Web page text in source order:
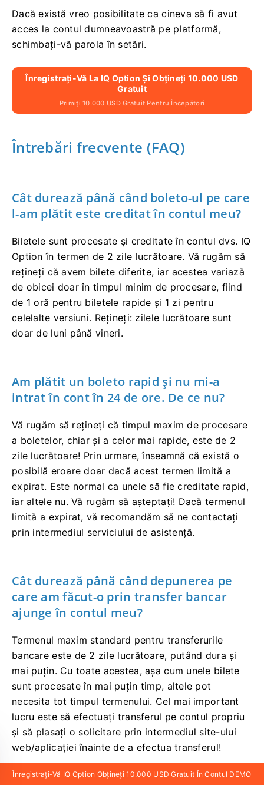
Dacă există vreo posibilitate ca cineva să fi avut
acces la contul dumneavoastră pe platformă,
schimbați-vă parola în setări.
Înregistrați-Vă La IQ Option Și Obțineți 10.000 USD
Gratuit
Primiți 10.000 USD Gratuit Pentru Începători
Întrebări frecvente (FAQ)
Cât durează până când boleto-ul pe care
l-am plătit este creditat în contul meu?
Biletele sunt procesate și creditate în contul dvs. IQ
Option în termen de 2 zile lucrătoare. Vă rugăm să
rețineți că avem bilete diferite, iar acestea variază
de obicei doar în timpul minim de procesare, fiind
de 1 oră pentru biletele rapide și 1 zi pentru
celelalte versiuni. Rețineți: zilele lucrătoare sunt
doar de luni până vineri.
Am plătit un boleto rapid și nu mi-a
intrat în cont în 24 de ore. De ce nu?
Vă rugăm să rețineți că timpul maxim de procesare
a boletelor, chiar și a celor mai rapide, este de 2
zile lucrătoare! Prin urmare, înseamnă că există o
posibilă eroare doar dacă acest termen limită a
expirat. Este normal ca unele să fie creditate rapid,
iar altele nu. Vă rugăm să așteptați! Dacă termenul
limită a expirat, vă recomandăm să ne contactați
prin intermediul serviciului de asistență.
Cât durează până când depunerea pe
care am făcut-o prin transfer bancar
ajunge în contul meu?
Termenul maxim standard pentru transferurile
bancare este de 2 zile lucrătoare, putând dura și
mai puțin. Cu toate acestea, așa cum unele bilete
sunt procesate în mai puțin timp, altele pot
necesita tot timpul termenului. Cel mai important
lucru este să efectuați transferul pe contul propriu
și să plasați o solicitare prin intermediul site-ului
web/aplicației înainte de a efectua transferul!
Înregistrați-Vă IQ Option Obțineți 10.000 USD Gratuit În Contul DEMO